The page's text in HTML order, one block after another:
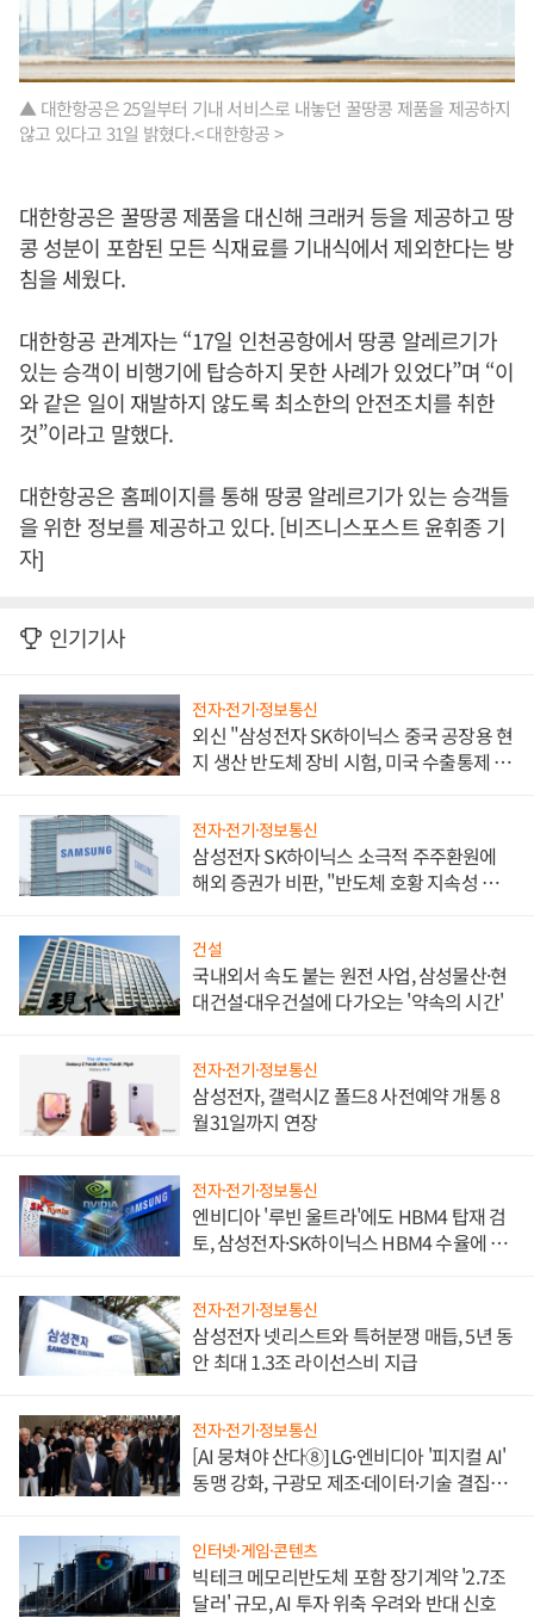
▲ 대한항공은 25일부터 기내 서비스로 내놓던 꿀땅콩 제품을 제공하지
않고 있다고 31일 밝혔다.< 대한항공 >
대한항공은 꿀땅콩 제품을 대신해 크래커 등을 제공하고 땅
콩 성분이 포함된 모든 식재료를 기내식에서 제외한다는 방
침을 세웠다.
대한항공 관계자는 “17일 인천공항에서 땅콩 알레르기가
있는 승객이 비행기에 탑승하지 못한 사례가 있었다”며 “이
와 같은 일이 재발하지 않도록 최소한의 안전조치를 취한
것”이라고 말했다.
대한항공은 홈페이지를 통해 땅콩 알레르기가 있는 승객들
을 위한 정보를 제공하고 있다. [비즈니스포스트 윤휘종 기
자]
인기기사
전자·전기·정보통신
외신 "삼성전자 SK하이닉스 중국 공장용 현
지 생산 반도체 장비 시험, 미국 수출통제 대
전자·전기·정보통신
삼성전자 SK하이닉스 소극적 주주환원에
해외 증권가 비판, "반도체 호황 지속성 의
건설
국내외서 속도 붙는 원전 사업, 삼성물산·현
대건설·대우건설에 다가오는 '약속의 시간'
전자·전기·정보통신
삼성전자, 갤럭시Z 폴드8 사전예약 개통 8
월31일까지 연장
전자·전기·정보통신
엔비디아 '루빈 울트라'에도 HBM4 탑재 검
토, 삼성전자·SK하이닉스 HBM4 수율에 주
전자·전기·정보통신
삼성전자 넷리스트와 특허분쟁 매듭, 5년 동
안 최대 1.3조 라이선스비 지급
전자·전기·정보통신
[AI 뭉쳐야 산다⑧] LG·엔비디아 '피지컬 AI'
동맹 강화, 구광모 제조·데이터·기술 결집
인터넷·게임·콘텐츠
빅테크 메모리반도체 포함 장기계약 '2.7조
달러' 규모, AI 투자 위축 우려와 반대 신호